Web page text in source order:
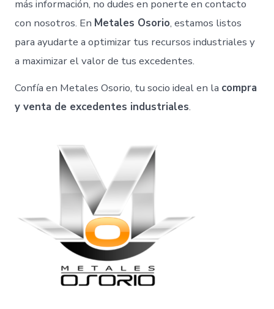
más información, no dudes en ponerte en contacto
con nosotros. En Metales Osorio, estamos listos
para ayudarte a optimizar tus recursos industriales y
a maximizar el valor de tus excedentes.
Confía en Metales Osorio, tu socio ideal en la compra
y venta de excedentes industriales.